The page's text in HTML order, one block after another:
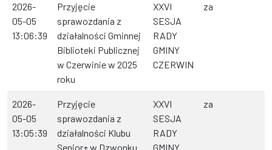
2026-
05-05
13:06:39
Przyjęcie
sprawozdania z
działalności Gminnej
Biblioteki Publicznej
w Czerwinie w 2025
roku
XXVI
SESJA
RADY
GMINY
CZERWIN
za
2026-
05-05
13:05:39
Przyjęcie
sprawozdania z
działalności Klubu
Senior+ w Dzwonku
XXVI
SESJA
RADY
GMINY
za